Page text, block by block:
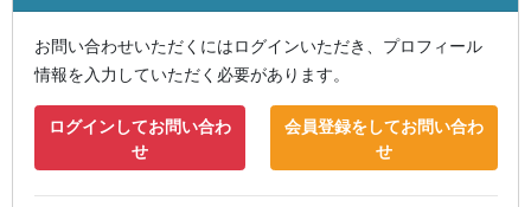
お問い合わせいただくにはログインいただき、プロフィール
情報を入力していただく必要があります。
ログインしてお問い合わ
せ
会員登録をしてお問い合わ
せ